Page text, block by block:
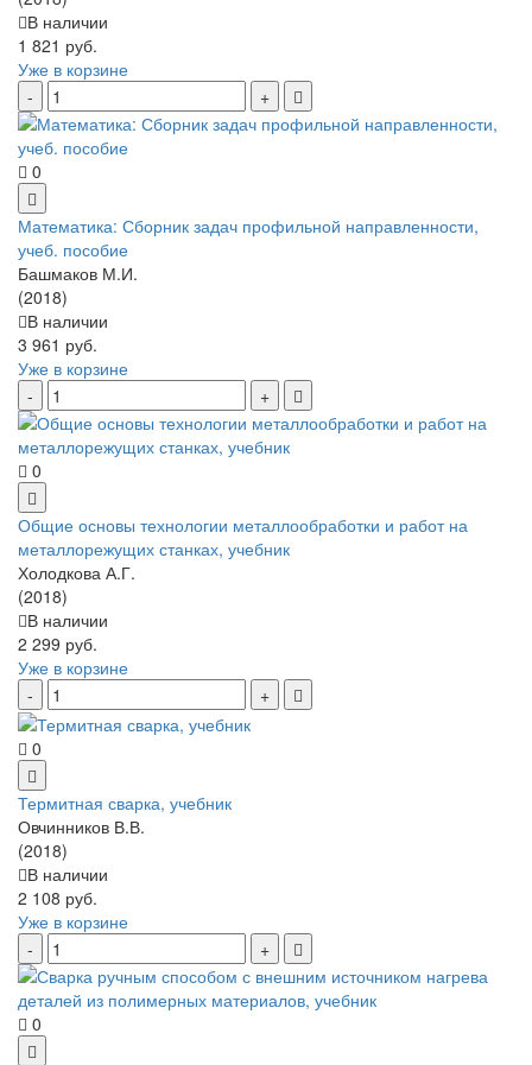
В наличии
1 821 руб.
Уже в корзине
0
Математика: Сборник задач профильной направленности,
учеб. пособие
Башмаков М.И.
(2018)
В наличии
3 961 руб.
Уже в корзине
0
Общие основы технологии металлообработки и работ на
металлорежущих станках, учебник
Холодкова А.Г.
(2018)
В наличии
2 299 руб.
Уже в корзине
0
Термитная сварка, учебник
Овчинников В.В.
(2018)
В наличии
2 108 руб.
Уже в корзине
0